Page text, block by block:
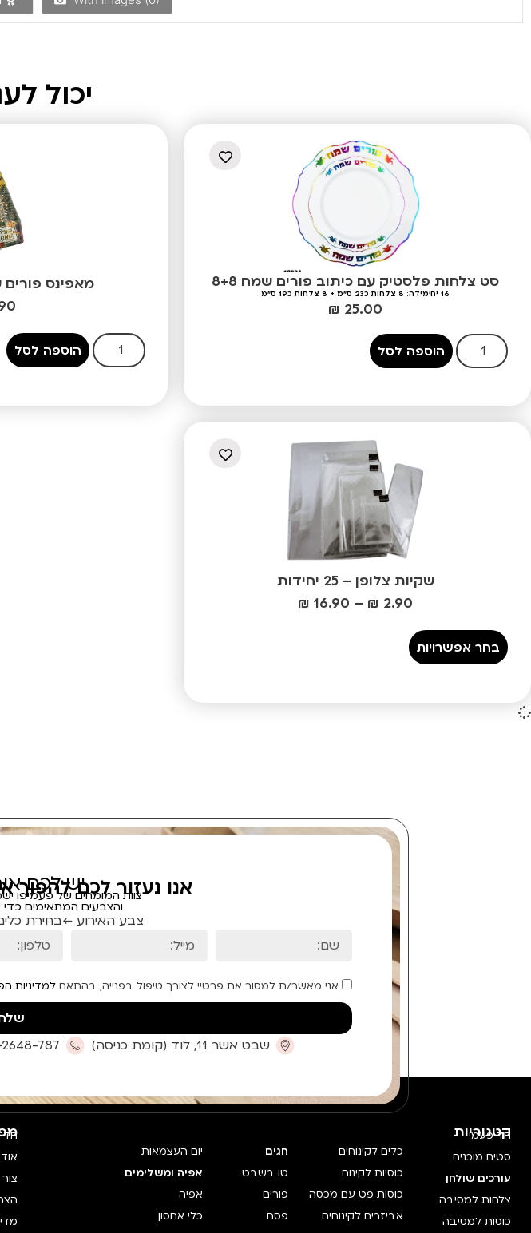
יכול
סט צלחות פלסטיק עם כיתוב פורים שמח 8+8
16 יח' מידה: 8 צלחות כ23 ס"מ + 8 צלחות כ19 ס"מ
₪ 25.00
הוספה לסל
מאפינס פורים שמח
הוספה לסל
שקיות צלופן – 25 יחידות
₪ 2.90
–
₪ 16.90
בחר אפשרויות
יש לכםאנו נעזור לכם
צוות המומחים של פעמיפו
והצבעים המתאימים
צבע האירוע ←בחירת
אני מאשר/ת למסור את פרטיי לצורך טיפול בפנייה, בהתאםלמדיניות
שלח
שבט אשר 11, לוד (קומת כניסה)
787
קטגוריות
חד פעמי
סטים מוכנים
עורכים שולחן
צלחות למסיבה
כוסות למסיבה
כלים לקינוחים
כוסיות לקינוח
כוסות פט עם מכסה
אביזרים לקינוחים
חגים
טו בשבט
פורים
פסח
יום העצמאות
אפיה ומשלימים
אפיה
כלי אחסון
חד